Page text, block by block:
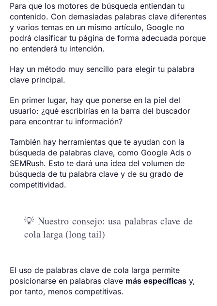
Para que los motores de búsqueda entiendan tu
contenido. Con demasiadas palabras clave diferentes
y varios temas en un mismo artículo, Google no
podrá clasificar tu página de forma adecuada porque
no entenderá tu intención.
Hay un método muy sencillo para elegir tu palabra
clave principal.
En primer lugar, hay que ponerse en la piel del
usuario: ¿qué escribirías en la barra del buscador
para encontrar tu información?
También hay herramientas que te ayudan con la
búsqueda de palabras clave, como Google Ads o
SEMRush. Esto te dará una idea del volumen de
búsqueda de tu palabra clave y de su grado de
competitividad.
💡 Nuestro consejo: usa palabras clave de
cola larga (long tail)
El uso de palabras clave de cola larga permite
posicionarse en palabras clave más específicas y,
por tanto, menos competitivas.